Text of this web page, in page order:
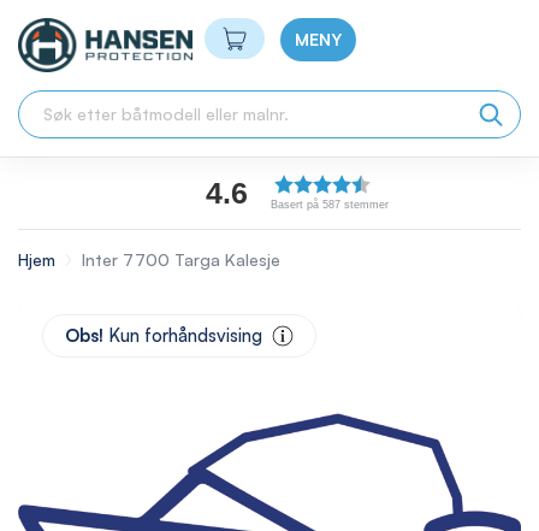
Min handlekurv
MENY
4.6 Basert på 587 stemmer
Hjem Inter 7700 Targa Kalesje
Obs! Kun forhåndsvising